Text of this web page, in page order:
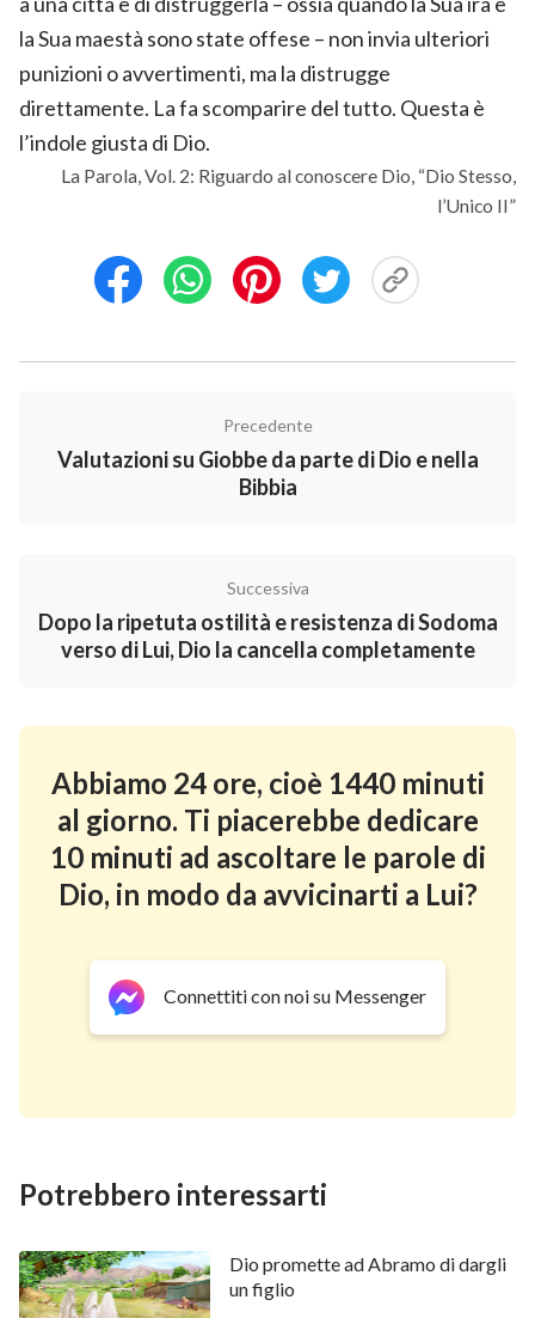
la Sua maestà sono state offese – non invia ulteriori
punizioni o avvertimenti, ma la distrugge
direttamente. La fa scomparire del tutto. Questa è
l’indole giusta di Dio.
La Parola, Vol. 2: Riguardo al conoscere Dio, “Dio Stesso,
l’Unico II”
Precedente
Valutazioni su Giobbe da parte di Dio e nella
Bibbia
Successiva
Dopo la ripetuta ostilità e resistenza di Sodoma
verso di Lui, Dio la cancella completamente
Abbiamo 24 ore, cioè 1440 minuti
al giorno. Ti piacerebbe dedicare
10 minuti ad ascoltare le parole di
Dio, in modo da avvicinarti a Lui?
Connettiti con noi su Messenger
Potrebbero interessarti
Dio promette ad Abramo di dargli
un figlio